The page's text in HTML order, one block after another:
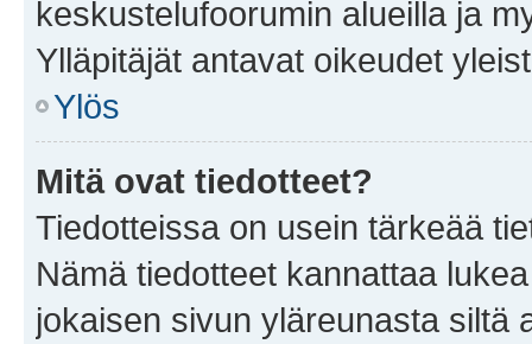
keskustelufoorumin alueilla ja
Ylläpitäjät antavat oikeudet
Ylös
Mitä ovat tiedotteet?
Tiedotteissa on usein tärkeää
Nämä tiedotteet kannattaa
jokaisen sivun yläreunasta siltä